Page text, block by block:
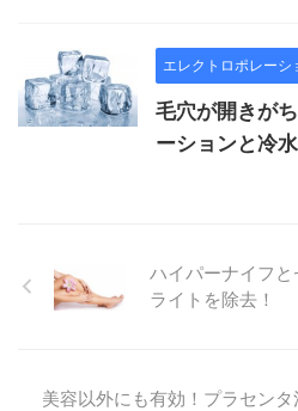
エレクトロポレーシ
毛穴が開きが
ーションと冷
ハイパーナイフ
ライトを除去！
美容以外にも有効！プラセン